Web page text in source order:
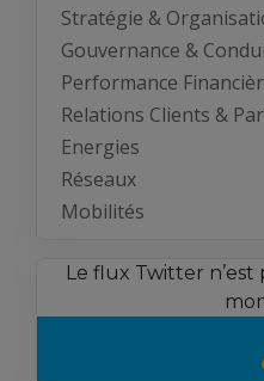
Stratégie &
Gouvernance &
Performance
Relations Clients &
Energies
Réseaux
Mobilités
Le flux Twitter